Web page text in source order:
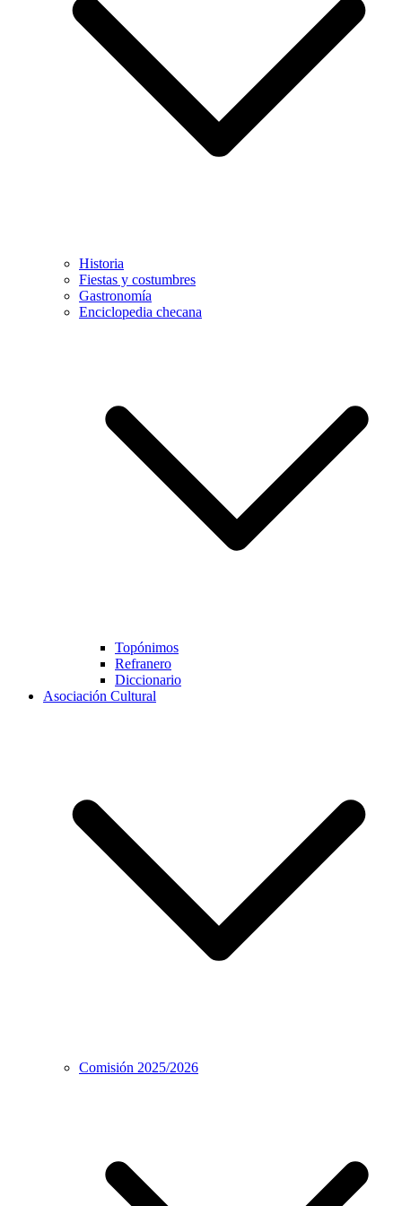
Historia
Fiestas y costumbres
Gastronomía
Enciclopedia checana
Topónimos
Refranero
Diccionario
Asociación Cultural
Comisión 2025/2026